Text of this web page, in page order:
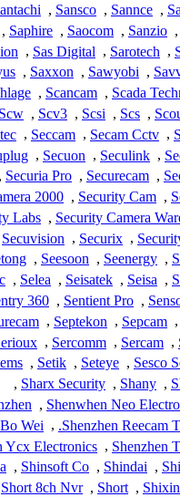
,
Sannce
,
Sansco
,
,
Sanzio
,
Saocom
,
Saphire
,
,
Sarotech
,
Sas Digital
,
,
Sawyobi
,
Saxxon
,
Scada
,
Scancam
,
,
Scs
,
Scsi
,
Scv3
,
Scw
,
Secam Cctv
,
Seccam
,
,
Seculink
,
Secuon
,
,
Securecam
,
Securia Pro
,
,
Security Cam
,
2000
Security Camera
,
Labs
,
Securix
,
Secuvision
,
Seenergy
,
Seesoon
,
,
Seisa
,
Seisatek
,
Selea
,
,
Sentient Pro
,
360
,
Sepcam
,
Septekon
,
,
Sercam
,
Sercomm
,
Sesco
,
Seteye
,
Setik
,
,
Shany
,
Sharx Security
,
Shenwhen Neo
,
Shenzhen Reecam
,
Wei
Shenzhen
,
Ycx Electronics
,
Shindai
,
Shinsoft Co
,
,
Short
,
Short 8ch Nvr